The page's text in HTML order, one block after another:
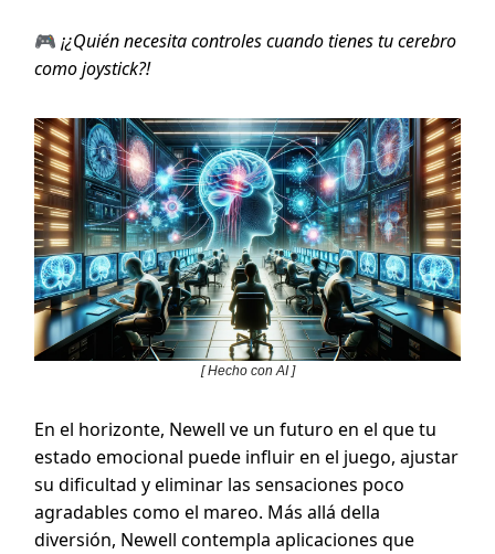
🎮 ¡¿Quién necesita controles cuando tienes tu cerebro
como joystick?!
[ Hecho con AI ]
En el horizonte, Newell ve un futuro en el que tu
estado emocional puede influir en el juego, ajustar
su dificultad y eliminar las sensaciones poco
agradables como el mareo. Más allá della
diversión, Newell contempla aplicaciones que